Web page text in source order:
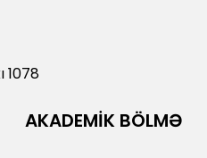
1078
AKADEMİK BÖLMƏ